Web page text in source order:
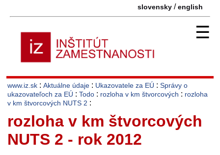
slovensky /english
☰
www.iz.sk : Aktuálne údaje : Ukazovatele za EÚ : Správy o
ukazovateľoch za EÚ : Todo : rozloha v km štvorcových : rozloha
v km štvorcových NUTS 2 :
rozloha v km štvorcových
NUTS 2 - rok 2012